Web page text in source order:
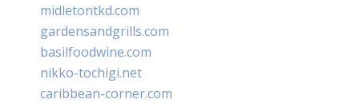
midletontkd.com
gardensandgrills.com
basilfoodwine.com
nikko-tochigi.net
caribbean-corner.com